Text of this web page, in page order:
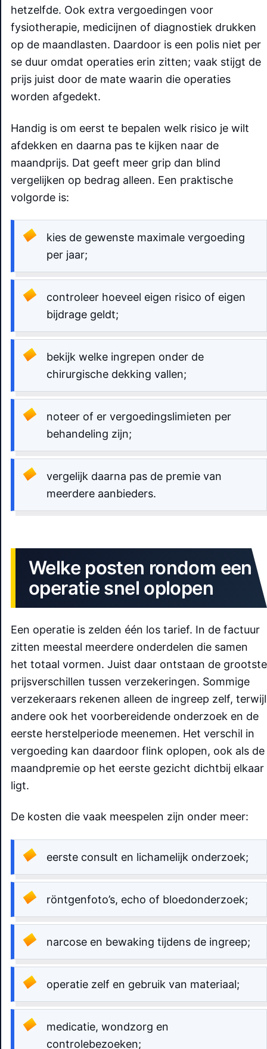
hetzelfde. Ook extra vergoedingen voor
fysiotherapie, medicijnen of diagnostiek drukken
op de maandlasten. Daardoor is een polis niet per
se duur omdat operaties erin zitten; vaak stijgt de
prijs juist door de mate waarin die operaties
worden afgedekt.
Handig is om eerst te bepalen welk risico je wilt
afdekken en daarna pas te kijken naar de
maandprijs. Dat geeft meer grip dan blind
vergelijken op bedrag alleen. Een praktische
volgorde is:
kies de gewenste maximale vergoeding
per jaar;
controleer hoeveel eigen risico of eigen
bijdrage geldt;
bekijk welke ingrepen onder de
chirurgische dekking vallen;
noteer of er vergoedingslimieten per
behandeling zijn;
vergelijk daarna pas de premie van
meerdere aanbieders.
Welke posten rondom een
operatie snel oplopen
Een operatie is zelden één los tarief. In de factuur
zitten meestal meerdere onderdelen die samen
het totaal vormen. Juist daar ontstaan de grootste
prijsverschillen tussen verzekeringen. Sommige
verzekeraars rekenen alleen de ingreep zelf, terwijl
andere ook het voorbereidende onderzoek en de
eerste herstelperiode meenemen. Het verschil in
vergoeding kan daardoor flink oplopen, ook als de
maandpremie op het eerste gezicht dichtbij elkaar
ligt.
De kosten die vaak meespelen zijn onder meer:
eerste consult en lichamelijk onderzoek;
röntgenfoto’s, echo of bloedonderzoek;
narcose en bewaking tijdens de ingreep;
operatie zelf en gebruik van materiaal;
medicatie, wondzorg en
controlebezoeken;